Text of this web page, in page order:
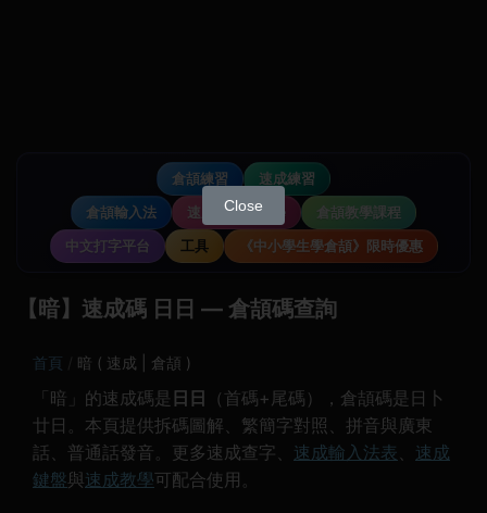
倉頡練習
速成練習
倉頡輸入法
速成輸入法教學
倉頡教學課程
中文打字平台
工具 《中小學生學倉頡》限時優惠
【暗】速成碼 日日 — 倉頡碼查詢
首頁 暗 ( 速成 | 倉頡 )
「暗」的速成碼是 日日
（首碼+尾碼），倉頡碼是日卜
廿日。本頁提供拆碼圖解、繁簡字對照、拼音與廣東
話、普通話發音。更多速成查字、 速成輸入法表、 速成
鍵盤與速成教學可配合使用。
Close